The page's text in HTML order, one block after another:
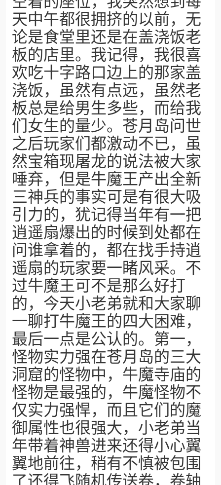
天中午都很拥挤的以前，无
论是食堂里还是在盖浇饭老
板的店里。我记得，我很喜
欢吃十字路口边上的那家盖
浇饭，虽然有点远，虽然老
板总是给男生多些，而给我
们女生的量少。苍月岛问世
之后玩家们都激动不已，虽
然宝箱现屠龙的说法被大家
唾弃，但是牛魔王产出全新
三神兵的事实可是有很大吸
引力的，犹记得当年有一把
逍遥扇爆出的时候到处都在
问谁拿着的，都在找手持逍
遥扇的玩家要一睹风采。不
过牛魔王可不是那么好打
的，今天小老弟就和大家聊
一聊打牛魔王的四大困难，
最后一点是公认的。第一，
怪物实力强在苍月岛的三大
洞窟的怪物中，牛魔寺庙的
怪物是最强的，牛魔怪物不
仅实力强悍，而且它们的魔
御属性也很强大，小老弟当
年带着神兽进来还得小心翼
翼地前往，稍有不慎被包围
了还得飞随机传送卷，卷轴